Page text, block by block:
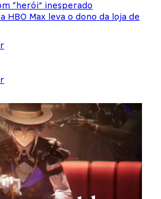
“herói” inesperado
Max leva o dono da loja de